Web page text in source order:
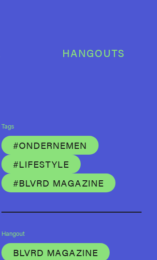
HANGOUTS
Tags
#ONDERNEMEN
#LIFESTYLE
#BLVRD MAGAZINE
Hangout
BLVRD MAGAZINE